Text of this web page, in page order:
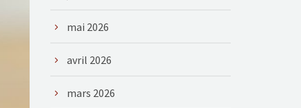
mai 2026
avril 2026
mars 2026